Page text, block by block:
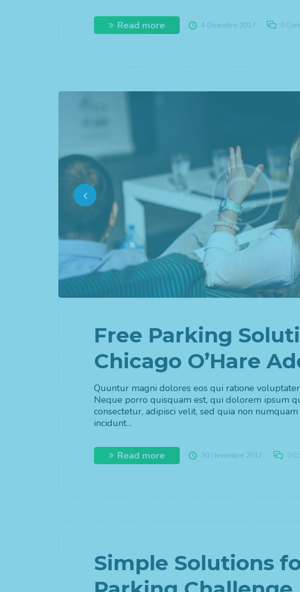
Read more 4 Dicembre 2017 0
Free Parking
Chicago O’Hare
Quuntur magni dolores eos qui ratione
Neque porro quisquam est, qui dolorem ipsum
consectetur, adipisci velit, sed quia non
incidunt…
Read more 30 Novembre 2017 0
Simple Solutions
auto